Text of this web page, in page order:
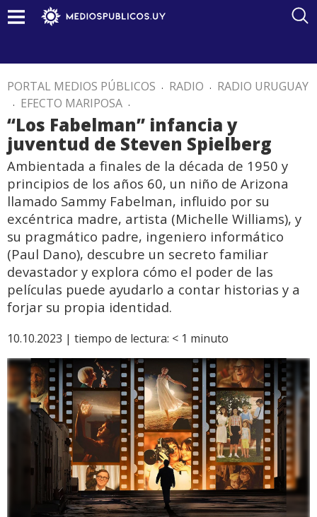
PORTAL MEDIOS PÚBLICOS . RADIO . RADIO URUGUAY
. EFECTO MARIPOSA .
“Los Fabelman” infancia y
juventud de Steven Spielberg
Ambientada a finales de la década de 1950 y
principios de los años 60, un niño de Arizona
llamado Sammy Fabelman, influido por su
excéntrica madre, artista (Michelle Williams), y
su pragmático padre, ingeniero informático
(Paul Dano), descubre un secreto familiar
devastador y explora cómo el poder de las
películas puede ayudarlo a contar historias y a
forjar su propia identidad.
10.10.2023 | tiempo de lectura: < 1 minuto